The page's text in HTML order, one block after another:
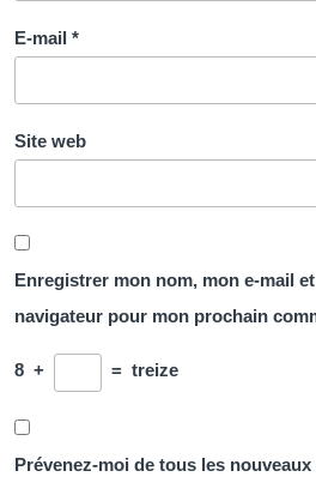
E-mail *
Site web
Enregistrer mon nom, mon e-mail
navigateur pour mon prochain
8 + = treize
Prévenez-moi de tous les